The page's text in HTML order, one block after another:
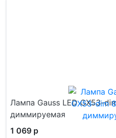
Лампа Gauss LED GX53-
диммируемая
1 069 р